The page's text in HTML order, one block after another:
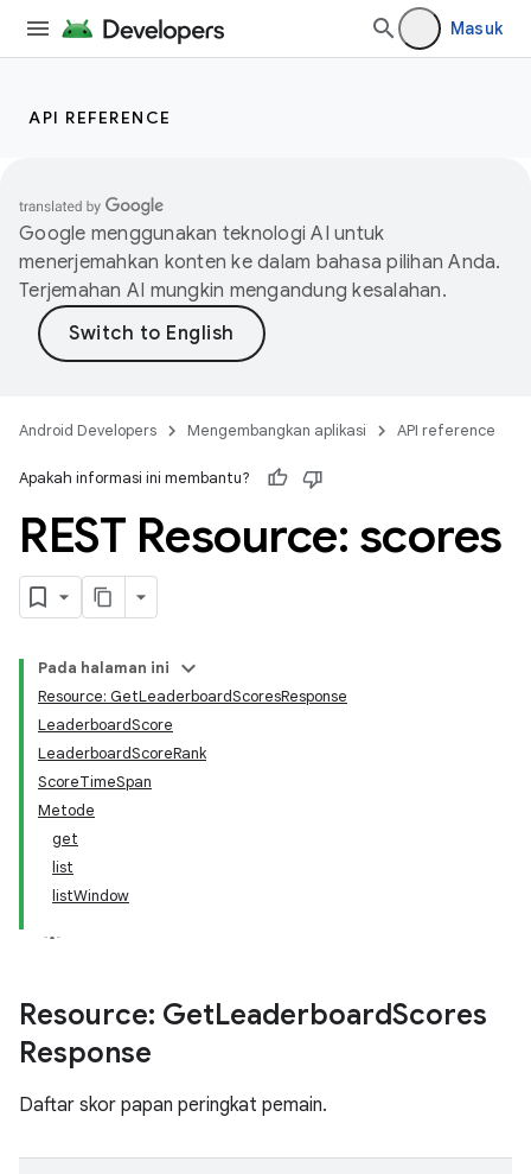
Masuk
API REFERENCE
Google menggunakan teknologi AI untuk
menerjemahkan konten ke dalam bahasa pilihan Anda.
Terjemahan AI mungkin mengandung kesalahan.
Android Developers Mengembangkan aplikasi API reference
Apakah informasi ini membantu?
REST Resource: scores
Pada halaman ini
Resource: GetLeaderboardScoresResponse
LeaderboardScore
LeaderboardScoreRank
ScoreTimeSpan
Metode
get
list
listWindow
Resource: GetLeaderboardScores
Response
Daftar skor papan peringkat pemain.